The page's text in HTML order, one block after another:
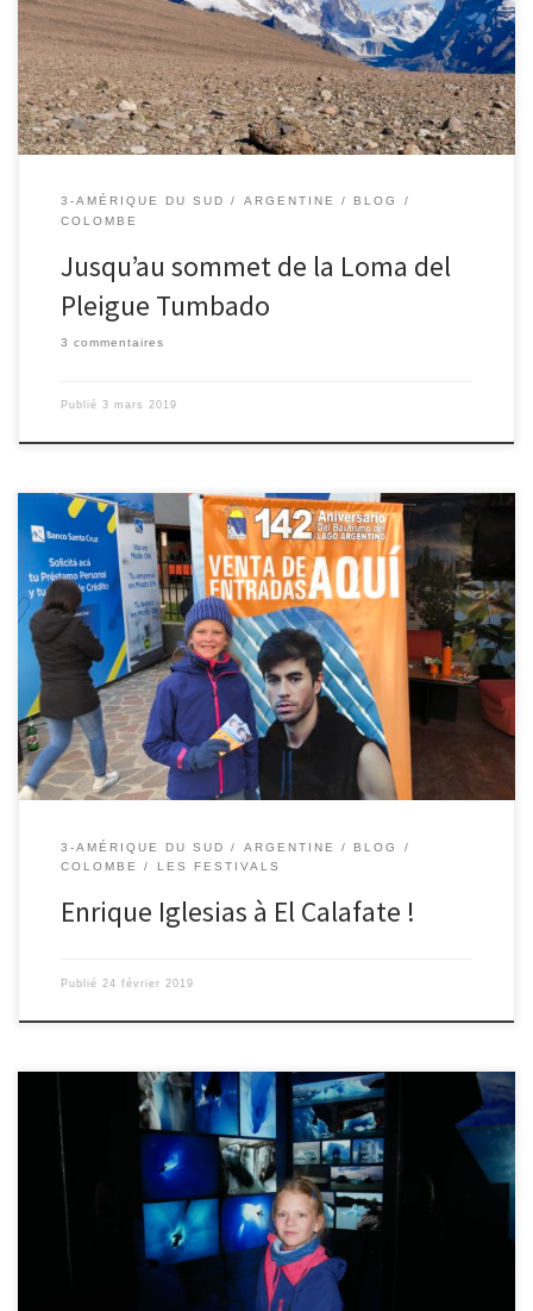
paysages. Dès le début c’était très beau. Le soleil levant donnait
une douce et agréable chaleur accompagnée d’une merveilleuse
[…]
3-AMÉRIQUE DU SUD ARGENTINE
BLOG
COLOMBE
Jusqu’au sommet de la Loma del
Pleigue Tumbado
3 commentaires
Publié 3 mars 2019
23/02/2019 – Colombe. À Calafate tout le monde parle du concert
d’Enrique Iglesias qui aura lieu ce soir, ici même. C’est incroyable
qu’une star internationale viennent nous voir jusqu’ici ! Tout le
monde connaît tous ses tubes qui passent chaque été (bailando,
subeme la radio, el pardon,…). Nous les écoutions […]
3-AMÉRIQUE DU SUD ARGENTINE
BLOG
COLOMBE
LES FESTIVALS
Enrique Iglesias à El Calafate !
Publié 24 février 2019
22/02/2019 – Colombe. Afin de mieux comprendre les glaciers,
nous sommes allés au musée Glaciarium à El Calafate. J’y ai
compris beaucoup de choses. Les glaciers naissent en haut des
montagnes de l’accumulation des neiges. Au bout de plusieurs
années les couches de neige qui s’empilent, se transforment en